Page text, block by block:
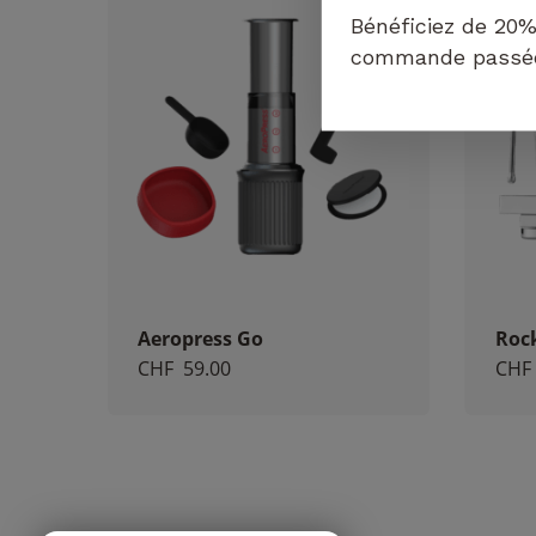
Aeropress Go
CHF 59.00
CHF
Bénéficiez de
commande